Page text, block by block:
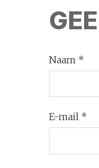
Naam *
E-mail *